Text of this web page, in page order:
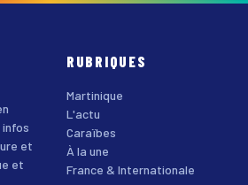
et
et
RUBRIQUES
Martinique
L'actu
Caraïbes
À la une
France & Internationale